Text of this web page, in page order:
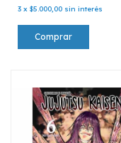
3 x $5.000,00 sin interés